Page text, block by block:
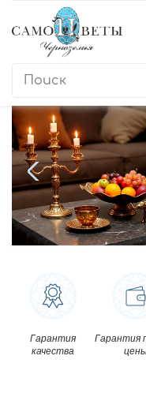
Гарантия
качества
Гарантия